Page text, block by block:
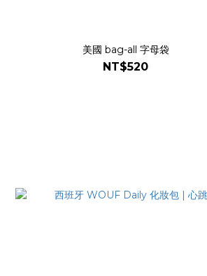
美國 bag-all 字母袋
NT$520